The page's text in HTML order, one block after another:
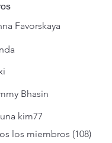
Favorskaya
Bhasin
kim77
los miembros (108)